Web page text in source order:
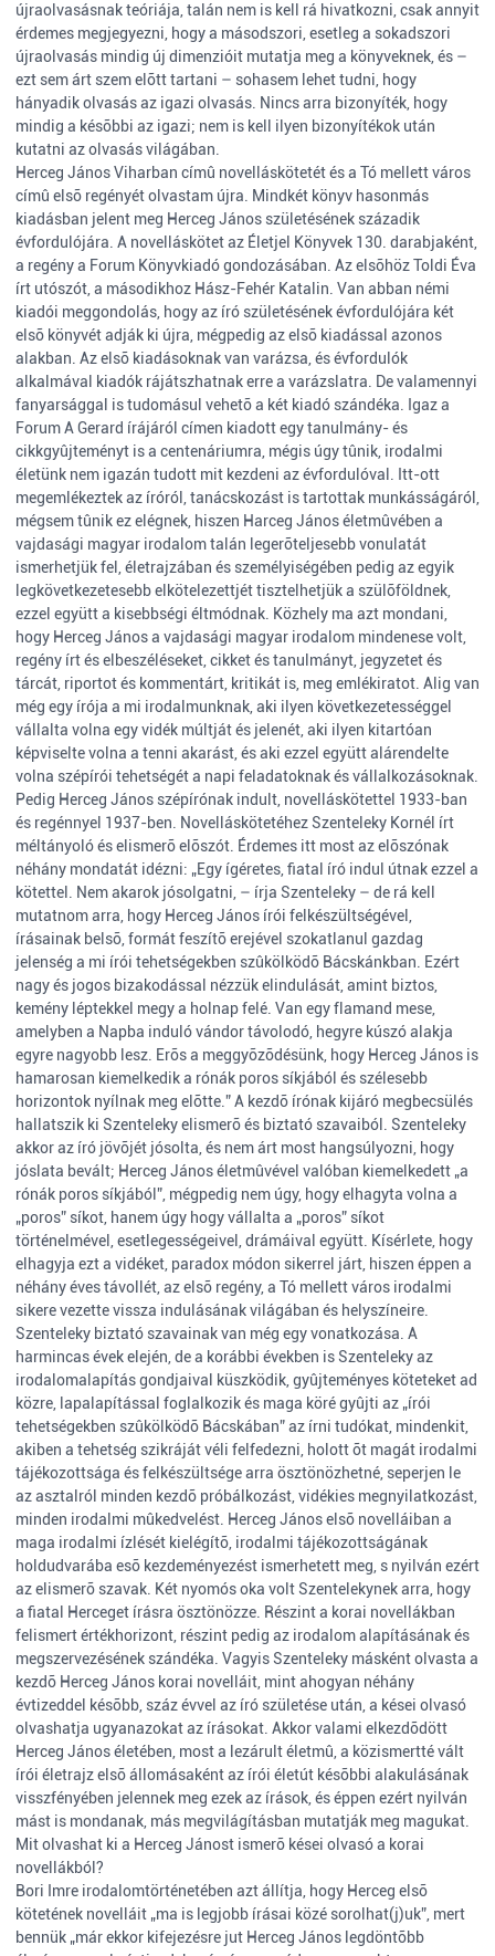
újraolvasásnak teóriája, talán nem is kell rá hivatkozni, csak annyit
érdemes megjegyezni, hogy a másodszori, esetleg a sokadszori
újraolvasás mindig új dimenzióit mutatja meg a könyveknek, és –
ezt sem árt szem elõtt tartani – sohasem lehet tudni, hogy
hányadik olvasás az igazi olvasás. Nincs arra bizonyíték, hogy
mindig a késõbbi az igazi; nem is kell ilyen bizonyítékok után
kutatni az olvasás világában.
Herceg János Viharban címû novelláskötetét és a Tó mellett város
címû elsõ regényét olvastam újra. Mindkét könyv hasonmás
kiadásban jelent meg Herceg János születésének századik
évfordulójára. A novelláskötet az Életjel Könyvek 130. darabjaként,
a regény a Forum Könyvkiadó gondozásában. Az elsõhöz Toldi Éva
írt utószót, a másodikhoz Hász-Fehér Katalin. Van abban némi
kiadói meggondolás, hogy az író születésének évfordulójára két
elsõ könyvét adják ki újra, mégpedig az elsõ kiadással azonos
alakban. Az elsõ kiadásoknak van varázsa, és évfordulók
alkalmával kiadók rájátszhatnak erre a varázslatra. De valamennyi
fanyarsággal is tudomásul vehetõ a két kiadó szándéka. Igaz a
Forum A Gerard írájáról címen kiadott egy tanulmány- és
cikkgyûjteményt is a centenáriumra, mégis úgy tûnik, irodalmi
életünk nem igazán tudott mit kezdeni az évfordulóval. Itt-ott
megemlékeztek az íróról, tanácskozást is tartottak munkásságáról,
mégsem tûnik ez elégnek, hiszen Harceg János életmûvében a
vajdasági magyar irodalom talán legerõteljesebb vonulatát
ismerhetjük fel, életrajzában és személyiségében pedig az egyik
legkövetkezetesebb elkötelezettjét tisztelhetjük a szülõföldnek,
ezzel együtt a kisebbségi éltmódnak. Közhely ma azt mondani,
hogy Herceg János a vajdasági magyar irodalom mindenese volt,
regény írt és elbeszéléseket, cikket és tanulmányt, jegyzetet és
tárcát, riportot és kommentárt, kritikát is, meg emlékiratot. Alig van
még egy írója a mi irodalmunknak, aki ilyen következetességgel
vállalta volna egy vidék múltját és jelenét, aki ilyen kitartóan
képviselte volna a tenni akarást, és aki ezzel együtt alárendelte
volna szépírói tehetségét a napi feladatoknak és vállalkozásoknak.
Pedig Herceg János szépírónak indult, novelláskötettel 1933-ban
és regénnyel 1937-ben. Novelláskötetéhez Szenteleky Kornél írt
méltányoló és elismerõ elõszót. Érdemes itt most az elõszónak
néhány mondatát idézni: „Egy ígéretes, fiatal író indul útnak ezzel a
kötettel. Nem akarok jósolgatni, – írja Szenteleky – de rá kell
mutatnom arra, hogy Herceg János írói felkészültségével,
írásainak belsõ, formát feszítõ erejével szokatlanul gazdag
jelenség a mi írói tehetségekben szûkölködõ Bácskánkban. Ezért
nagy és jogos bizakodással nézzük elindulását, amint biztos,
kemény léptekkel megy a holnap felé. Van egy flamand mese,
amelyben a Napba induló vándor távolodó, hegyre kúszó alakja
egyre nagyobb lesz. Erõs a meggyõzõdésünk, hogy Herceg János is
hamarosan kiemelkedik a rónák poros síkjából és szélesebb
horizontok nyílnak meg elõtte.” A kezdõ írónak kijáró megbecsülés
hallatszik ki Szenteleky elismerõ és biztató szavaiból. Szenteleky
akkor az író jövõjét jósolta, és nem árt most hangsúlyozni, hogy
jóslata bevált; Herceg János életmûvével valóban kiemelkedett „a
rónák poros síkjából”, mégpedig nem úgy, hogy elhagyta volna a
„poros” síkot, hanem úgy hogy vállalta a „poros” síkot
történelmével, esetlegességeivel, drámáival együtt. Kísérlete, hogy
elhagyja ezt a vidéket, paradox módon sikerrel járt, hiszen éppen a
néhány éves távollét, az elsõ regény, a Tó mellett város irodalmi
sikere vezette vissza indulásának világában és helyszíneire.
Szenteleky biztató szavainak van még egy vonatkozása. A
harmincas évek elején, de a korábbi években is Szenteleky az
irodalomalapítás gondjaival küszködik, gyûjteményes köteteket ad
közre, lapalapítással foglalkozik és maga köré gyûjti az „írói
tehetségekben szûkölködõ Bácskában” az írni tudókat, mindenkit,
akiben a tehetség szikráját véli felfedezni, holott õt magát irodalmi
tájékozottsága és felkészültsége arra ösztönözhetné, seperjen le
az asztalról minden kezdõ próbálkozást, vidékies megnyilatkozást,
minden irodalmi mûkedvelést. Herceg János elsõ novelláiban a
maga irodalmi ízlését kielégítõ, irodalmi tájékozottságának
holdudvarába esõ kezdeményezést ismerhetett meg, s nyilván ezért
az elismerõ szavak. Két nyomós oka volt Szentelekynek arra, hogy
a fiatal Herceget írásra ösztönözze. Részint a korai novellákban
felismert értékhorizont, részint pedig az irodalom alapításának és
megszervezésének szándéka. Vagyis Szenteleky másként olvasta a
kezdõ Herceg János korai novelláit, mint ahogyan néhány
évtizeddel késõbb, száz évvel az író születése után, a kései olvasó
olvashatja ugyanazokat az írásokat. Akkor valami elkezdõdött
Herceg János életében, most a lezárult életmû, a közismertté vált
írói életrajz elsõ állomásaként az írói életút késõbbi alakulásának
visszfényében jelennek meg ezek az írások, és éppen ezért nyilván
mást is mondanak, más megvilágításban mutatják meg magukat.
Mit olvashat ki a Herceg Jánost ismerõ kései olvasó a korai
novellákból?
Bori Imre irodalomtörténetében azt állítja, hogy Herceg elsõ
kötetének novelláit „ma is legjobb írásai közé sorolhat(j)uk”, mert
bennük „már ekkor kifejezésre jut Herceg János legdöntõbb